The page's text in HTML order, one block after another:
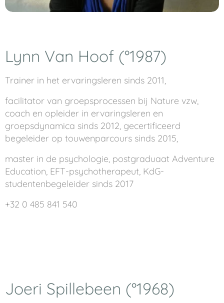
Lynn Van Hoof (°1987)
Trainer in het ervaringsleren sinds 2011,
facilitator van groepsprocessen bij Nature vzw,
coach en opleider in ervaringsleren en
groepsdynamica sinds 2012, gecertificeerd
begeleider op touwenparcours sinds 2015,
master in de psychologie, postgraduaat Adventure
Education, EFT-psychotherapeut, KdG-
studentenbegeleider sinds 2017
+32 0 485 841 540
Joeri Spillebeen (°1968)